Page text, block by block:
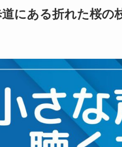
道にある折れた桜の